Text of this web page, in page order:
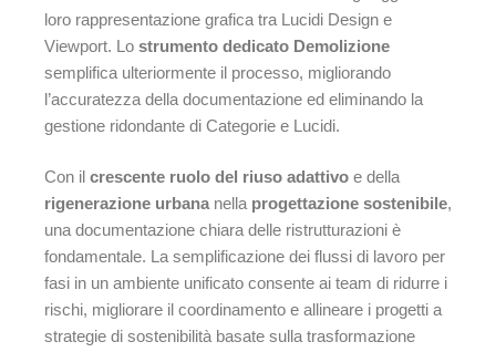
loro rappresentazione grafica tra Lucidi Design e
Viewport. Lo strumento dedicato Demolizione
semplifica ulteriormente il processo, migliorando
l’accuratezza della documentazione ed eliminando la
gestione ridondante di Categorie e Lucidi.
Con il crescente ruolo del riuso adattivo e della
rigenerazione urbana nella progettazione sostenibile,
una documentazione chiara delle ristrutturazioni è
fondamentale. La semplificazione dei flussi di lavoro per
fasi in un ambiente unificato consente ai team di ridurre i
rischi, migliorare il coordinamento e allineare i progetti a
strategie di sostenibilità basate sulla trasformazione